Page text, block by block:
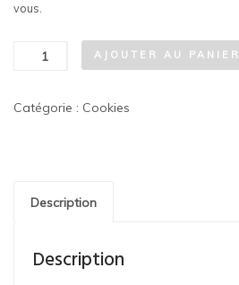
vous.
quantité
Cookie
AJOUTER AU PANIER
Catégorie : Cookies
Description
Description